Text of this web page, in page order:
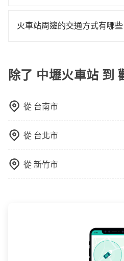
還，又或者要還車時卻偏偏找
距離，在遇到下雨天或者載行
統編，在結帳時可以受理，並
OTA (online travel agent) 來
饋或未來換取免費的住房。台
有Booking.com、
完後預定就完成，事先不用電
或規模較小的飯店，有可能再
在預定時要不選擇評分高、評
要再人工電話與飯店確認。預
火車站周邊的交通方式有哪些
站，相對便宜經濟。 計程車：
車站，方便快捷但昂貴。 捷運
開火車站，是最便利的，無需
除了 中壢火車站 到
從 台南市
從 台北市
從新竹市